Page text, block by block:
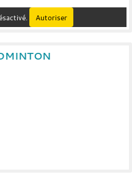
Autoriser